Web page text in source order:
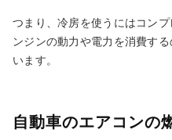
つまり、冷房を使うにはコン
ンジンの動力や電力を消費す
います。
自動車のエアコンの